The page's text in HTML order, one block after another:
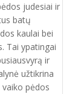
judesiai ir
batų
kaulai bei
Tai ypatingai
ir
užtikrina
pėdos